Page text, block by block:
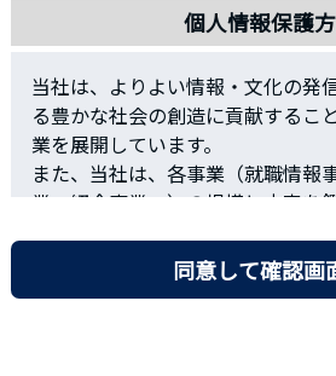
■第1条（職業紹介サービス）
株式会社デジタイズ（以下「弊社
営する職業紹介サービス（以下「
ます）とは、弊社が、求職者とし
下「利用者」といいます）に対し
スキル及び適性に合致すると思わ
するキャリア・コンサルティング
提供サービス、その他の転職支援
個人情報保護
当社は、よりよい情報・文化の発
る豊かな社会の創造に貢献するこ
業を展開しています。
また、当社は、各事業（就職情報
業、紹介事業、）の規模と内容を
保、各種リスクからの保護に全社